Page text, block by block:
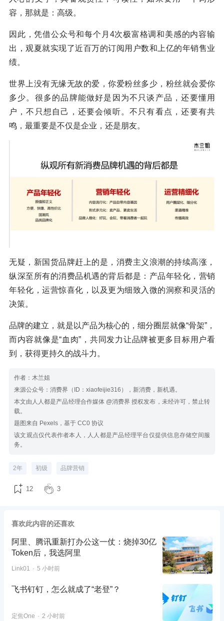
容，那就是：高级。
因此，凭借公众号和每个月4次极富格调和美感的内容输
出，观夏就实现了近百万的订阅用户数和上亿的年销售业
绩。
世界上没有无缘无故的爱，你爱粉丝多少，粉丝就会爱你
多少。很多的品牌能做好是因为不只谈产品，还要懂用
户，不只想自己，还要会倾听。不只有看点，还要有共
鸣，最重要是不仅是企业，还是朋友。
无疑，新国货品牌赶上的是，消费主义浪潮的持续高涨，
纵深至所有的消费品机遇的背后都是：产品年轻化，营销
年轻化，运营惊喜化，以及更为细致入微的洞察和灵活的
决策。
品牌的建立，就是以产品为核心的，细分圈层就像“骨架”，
而内容就像是“血肉”，共同发力让品牌被更多目标用户看
到，获得更持久的战斗力。
作者：木兰姐
来源公众号：消费界（ID：xiaofeijie316），新消费，新机遇。
本文由人人都是产品经理合作媒体 @消费界 授权发布，未经许可，禁止转
载。
题图来自 Pexels，基于 CC0 协议
该文观点仅代表作者本人，人人都是产品经理平台仅提供信息存储空间服
务。
2年 初级 品牌营销
12 3
喜欢此内容的还喜欢
阿里、腾讯重新打办公这一仗：烧掉30亿
Token后，我选阿里
Link01 5 小时前
飞书钉钉，怎么就成了“老登”？
定焦One 2 小时前